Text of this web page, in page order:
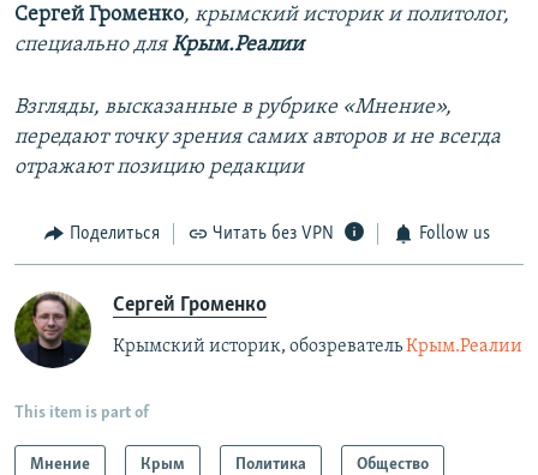
Сергей Громенко, крымский историк и политолог,
специально дляКрым.Реалии
Взгляды, высказанные в рубрике «Мнение»,
передают точку зрения самих авторов и не всегда
отражают позицию редакции
Поделиться Читать без VPN Follow us
Сергей Громенко
Крымский историк, обозревательКрым.Реалии
This item is part of
Мнение Крым Политика Общество